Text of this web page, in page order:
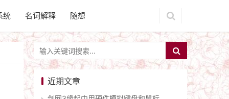
统 名词解释 随想
近期文章